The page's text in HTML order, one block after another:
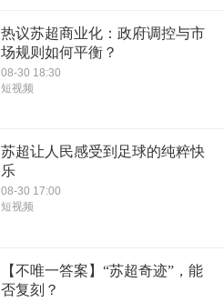
热议苏超商业化：政府调控与市
场规则如何平衡？
08-30 18:30
短视频
苏超让人民感受到足球的纯粹快
乐
08-30 17:00
短视频
【不唯一答案】“苏超奇迹”，能
否复刻？